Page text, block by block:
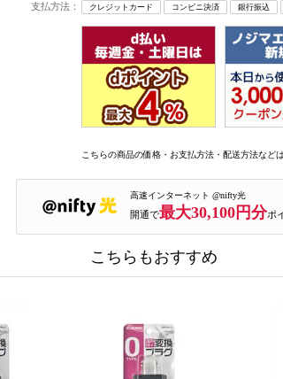
支払方法： クレジットカード コンビニ決済 銀行振込
こちらの商品の価格・お支払方法・配送方法など
高速インターネット @nifty光
開通で最大30,100円分ポ
こちらもおすすめ